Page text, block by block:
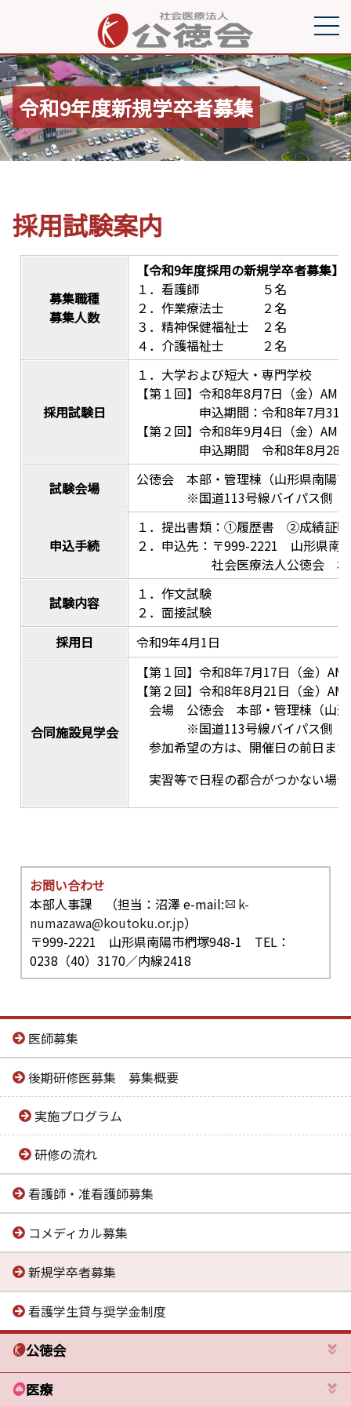
令和9年度新規学卒者募集
採用試験案内
募集職種
募集人数
【令和9年度採用の新規学卒者募集】
１．看護師 ５名
２．作業療法士 ２名
３．精神保健福祉士 ２名
４．介護福祉士 ２名
採用試験日
１．大学および短大・専門学校
【第１回】令和8年8月7日（金）
申込期間：令和8年7月31日
【第２回】令和8年9月4日（金）
申込期間 令和8年8月28日
試験会場
公徳会 本部・管理棟（山形県南陽
※国道113号線バイパス側：
申込手続
１．提出書類：①履歴書 ②成績証
２．申込先：〒999-2221 山形県南
社会医療法人公徳会 本部
試験内容
１．作文試験
２．面接試験
採用日
令和9年4月1日
合同施設見学会
【第１回】令和8年7月17日（金）
【第２回】令和8年8月21日（金）
会場 公徳会 本部・管理棟（山形
※国道113号線バイパス側：
参加希望の方は、開催日の前日ま
実習等で日程の都合がつかない場
お問い合わせ
本部人事課 （担当：沼澤 e-mail:
k-
numazawa@koutoku.or.jp）
〒999-2221 山形県南陽市椚塚948-1 TEL：
0238（40）3170／内線2418
医師募集
後期研修医募集 募集概要
実施プログラム
研修の流れ
看護師・准看護師募集
コメディカル募集
新規学卒者募集
看護学生貸与奨学金制度
公徳会
医療